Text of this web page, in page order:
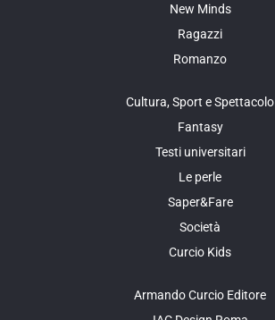
New Minds
Ragazzi
Romanzo
Cultura, Sport e Spettacolo
Fantasy
Testi universitari
Le perle
Saper&Fare
Società
Curcio Kids
Armando Curcio Editore